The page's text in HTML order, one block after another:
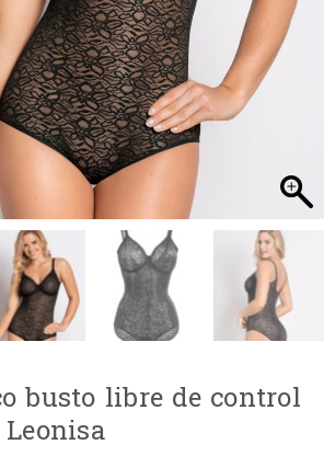
busto libre de control